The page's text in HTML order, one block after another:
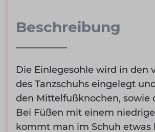
Beschreibung
Die Einlegesohle wird in den
des Tanzschuhs eingelegt
den Mittelfußknochen, sowie
Bei Füßen mit einem
kommt man im Schuh etwas